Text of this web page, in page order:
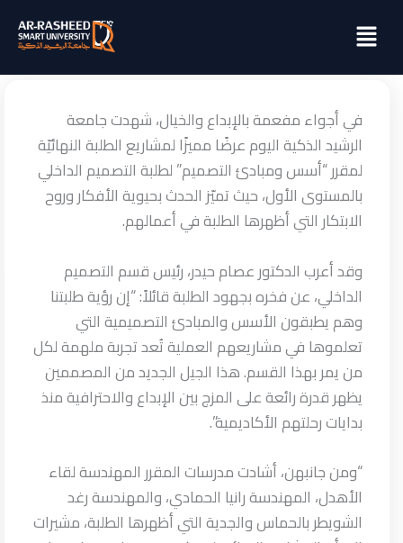
Menu
في أجواء مفعمة بالإبداع والخيال، شهدت جامعة
الرشيد الذكية اليوم عرضًا مميزًا لمشاريع الطلبة النهائيّة
لمقرر “أسس ومبادئ التصميم” لطلبة التصميم الداخلي
بالمستوى الأول، حيث تميّز الحدث بحيوية الأفكار وروح
الابتكار التي أظهرها الطلبة في أعمالهم.
وقد أعرب الدكتور عصام حيدر، رئيس قسم التصميم
الداخلي، عن فخره بجهود الطلبة قائلاً: “إن رؤية طلبتنا
وهم يطبقون الأسس والمبادئ التصميمية التي
تعلموها في مشاريعهم العملية تُعد تجربة ملهمة لكل
من يمر بهذا القسم. هذا الجيل الجديد من المصممين
يظهر قدرة رائعة على المزج بين الإبداع والاحترافية منذ
بدايات رحلتهم الأكاديمية”.
“ومن جانبهن، أشادت مدرسات المقرر المهندسة لقاء
الأهدل، المهندسة رانيا الحمادي، والمهندسة رغد
الشويطر بالحماس والجدية التي أظهرها الطلبة، مشيرات